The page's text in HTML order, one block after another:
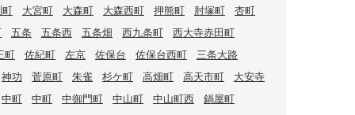
町 大宮町 大森町 大森西町 押熊町 肘塚町
杏町
五条 五条西 五条畑 西九条町
西大寺赤田町
町 佐紀町 左京 佐保台 佐保台西町
三条大路
神功 菅原町 朱雀 杉ケ町 高畑町 高天市町
大安寺
中町 中町 中御門町 中山町 中山町西
鍋屋町